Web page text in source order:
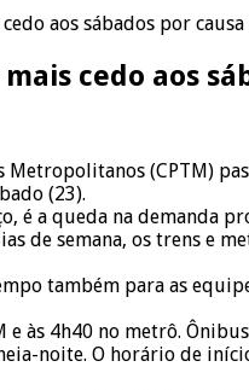
aos sábados por
cedo aos
(CPTM)
(23).
é a queda na demanda
de semana, os trens e
também para as
às 4h40 no metrô.
noite. O horário de